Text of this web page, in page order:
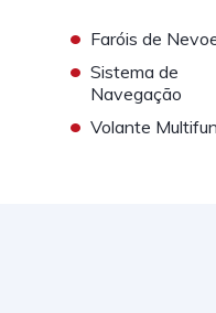
• Faróis de
• Sistema de
Navegação
• Volante